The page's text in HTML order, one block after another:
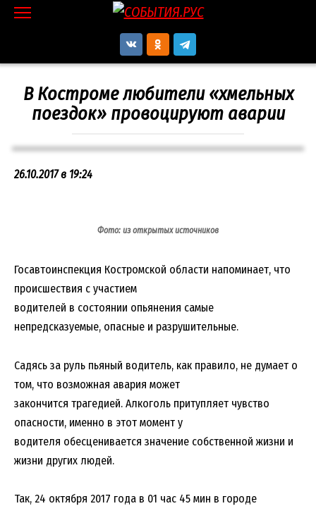
Перейти
В Костроме любители «хмельных
поездок» провоцируют аварии
26.10.2017 в 19:24
Фото: из открытых источников
Госавтоинспекция Костромской области напоминает, что
происшествия с участием
водителей в состоянии опьянения самые
непредсказуемые, опасные и разрушительные.
Садясь за руль пьяный водитель, как правило, не думает о
том, что возможная авария может
закончится трагедией. Алкоголь притупляет чувство
опасности, именно в этот момент у
водителя обесценивается значение собственной жизни и
жизни других людей.
Так, 24 октября 2017 года в 01 час 45 мин в городе